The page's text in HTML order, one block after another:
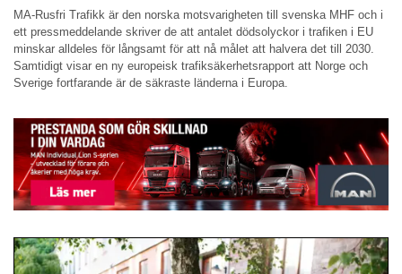
MA-Rusfri Trafikk är den norska motsvarigheten till svenska MHF och i
ett pressmeddelande skriver de att antalet dödsolyckor i trafiken i EU
minskar alldeles för långsamt för att nå målet att halvera det till 2030.
Samtidigt visar en ny europeisk trafiksäkerhetsrapport att Norge och
Sverige fortfarande är de säkraste länderna i Europa.